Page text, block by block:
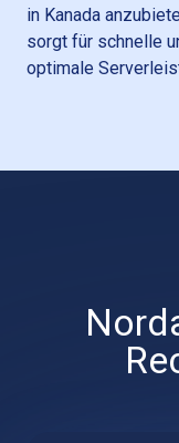
in Kanada
sorgt für schnelle
optimale